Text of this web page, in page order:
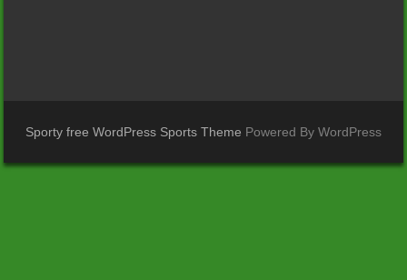
Sporty free WordPress Sports Theme Powered By WordPress